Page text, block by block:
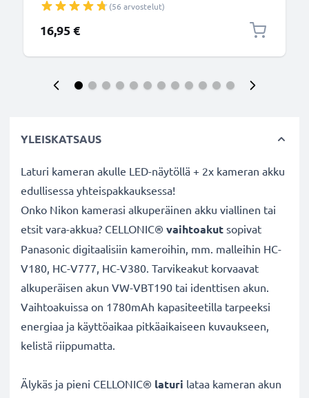
tarvikelaturi
(56 arvostelut)
16,95 €
YLEISKATSAUS
Laturi kameran akulle LED-näytöllä + 2x kameran akku
edullisessa yhteispakkauksessa!
Onko Nikon kamerasi alkuperäinen akku viallinen tai
etsit vara-akkua? CELLONIC® vaihtoakut sopivat
Panasonic digitaalisiin kameroihin, mm. malleihin HC-
V180, HC-V777, HC-V380. Tarvikeakut korvaavat
alkuperäisen akun VW-VBT190 tai identtisen akun.
Vaihtoakuissa on 1780mAh kapasiteetilla tarpeeksi
energiaa ja käyttöaikaa pitkäaikaiseen kuvaukseen,
kelistä riippumatta.
Älykäs ja pieni CELLONIC® laturi lataa kameran akun